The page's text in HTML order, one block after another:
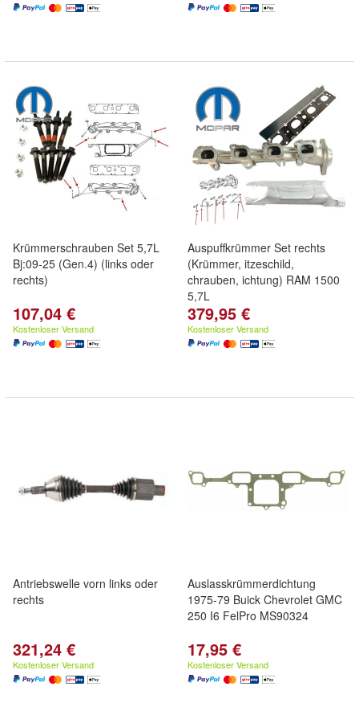
Krümmerschrauben Set 5,7L
Bj:09-25 (Gen.4) (links oder
rechts)
107,04 €
Kostenloser Versand
Auspuffkrümmer Set rechts
(Krümmer, itzeschild,
chrauben, ichtung) RAM 1500
5,7L
379,95 €
Kostenloser Versand
Antriebswelle vorn links oder
rechts
321,24 €
Kostenloser Versand
Auslasskrümmerdichtung
1975-79 Buick Chevrolet GMC
250 I6 FelPro MS90324
17,95 €
Kostenloser Versand